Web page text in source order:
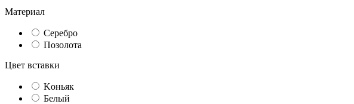
Материал
Серебро
Позолота
Цвет вставки
Kоньяк
Белый